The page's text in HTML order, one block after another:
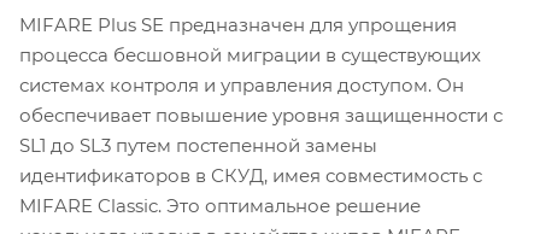
MIFARE Plus SE предназначен для упрощения
процесса бесшовной миграции в существующих
системах контроля и управления доступом. Он
обеспечивает повышение уровня защищенности с
SL1 до SL3 путем постепенной замены
идентификаторов в СКУД, имея совместимость с
MIFARE Classic. Это оптимальное решение